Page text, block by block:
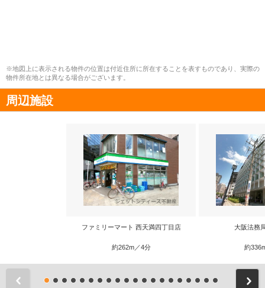
※地図上に表示される物件の位置は付近住所に所在することを表すものであり、実際の
物件所在地とは異なる場合がございます。
周辺施設
ファミリーマート 西天満四丁目店
約262m／4分
大阪法務
約